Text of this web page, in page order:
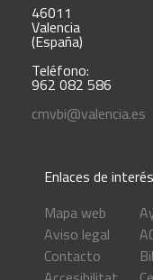
46011
Valencia
(España)
Teléfono:
962 082 586
cmvbi@valencia.es
Enlaces de interés
Mapa web
Aviso legal
Contacto